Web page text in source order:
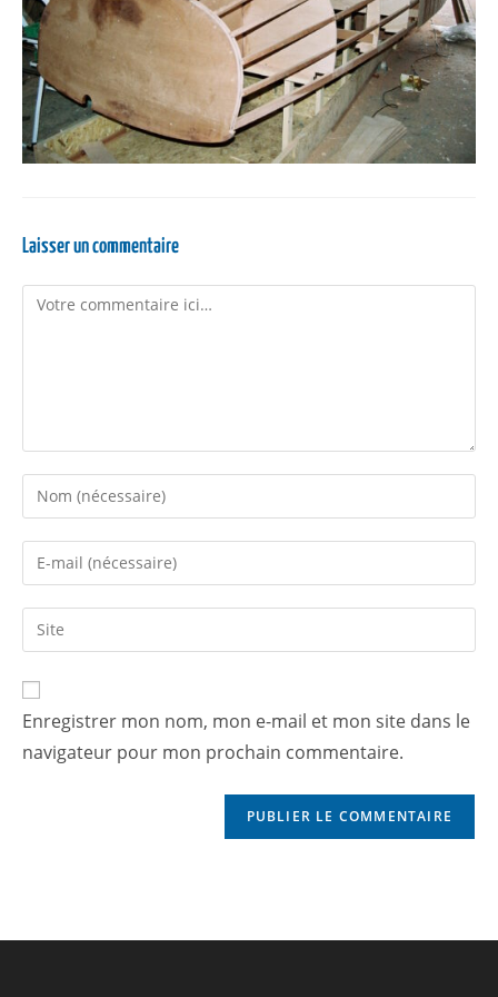
Laisser un commentaire
Enregistrer mon nom, mon e-mail et mon site dans le
navigateur pour mon prochain commentaire.